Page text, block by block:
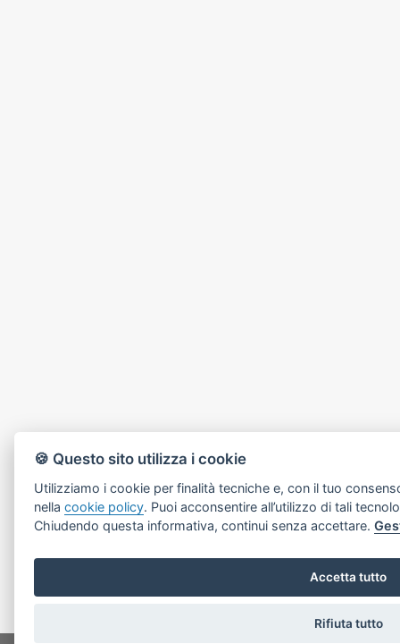
🍪 Questo sito utilizza i cookie
Utilizziamo i cookie per finalità tecniche e, con il tuo
nellacookie policy. Puoi acconsentire all’utilizzo di tali
Chiudendo questa informativa, continui senza accettare.
Accetta tutto
Rifiuta tutto